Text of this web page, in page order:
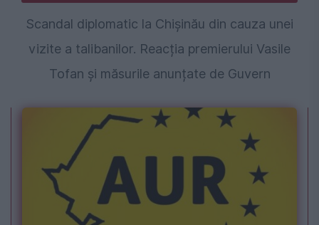
Scandal diplomatic la Chișinău din cauza unei
vizite a talibanilor. Reacția premierului Vasile
Tofan și măsurile anunțate de Guvern